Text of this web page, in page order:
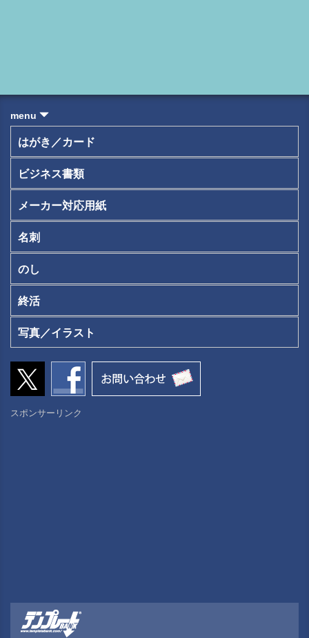
menu
はがき／カード
ビジネス書類
メーカー対応用紙
名刺
のし
終活
写真／イラスト
スポンサーリンク